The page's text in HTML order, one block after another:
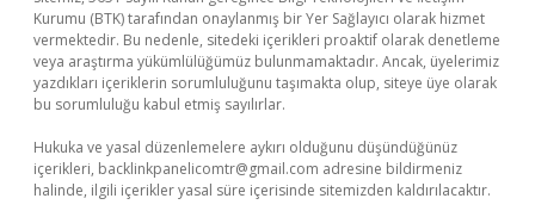
Kurumu (BTK) tarafından onaylanmış bir Yer Sağlayıcı olarak hizmet
vermektedir. Bu nedenle, sitedeki içerikleri proaktif olarak denetleme
veya araştırma yükümlülüğümüz bulunmamaktadır. Ancak, üyelerimiz
yazdıkları içeriklerin sorumluluğunu taşımakta olup, siteye üye olarak
bu sorumluluğu kabul etmiş sayılırlar.
Hukuka ve yasal düzenlemelere aykırı olduğunu düşündüğünüz
içerikleri, backlinkpanelicomtr@gmail.com adresine bildirmeniz
halinde, ilgili içerikler yasal süre içerisinde sitemizden kaldırılacaktır.